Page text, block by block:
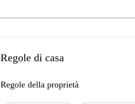
Regole di casa
Regole della proprietà